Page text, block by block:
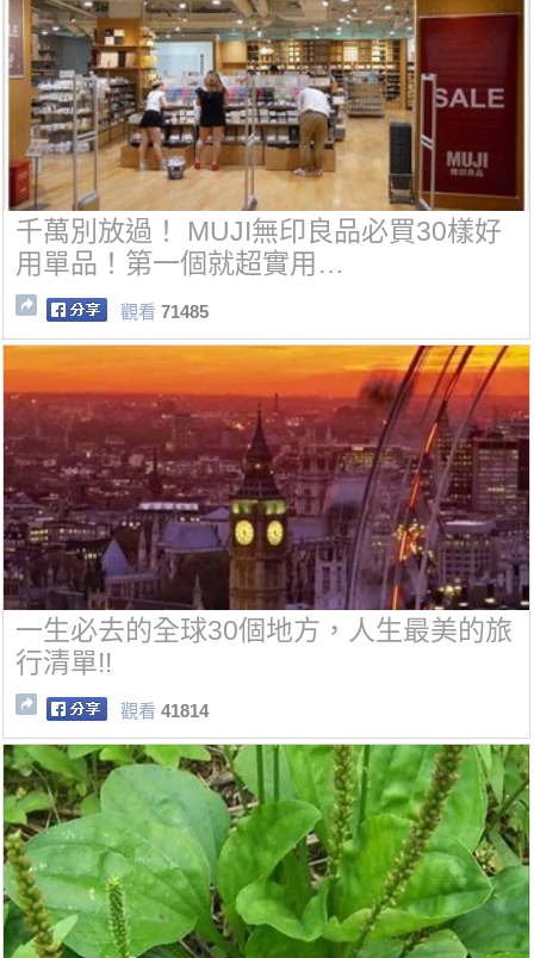
千萬別放過！ MUJI無印良品必買30樣好
用單品！第一個就超實用…
觀看 71485
一生必去的全球30個地方，人生最美的旅
行清單!!
觀看 41814